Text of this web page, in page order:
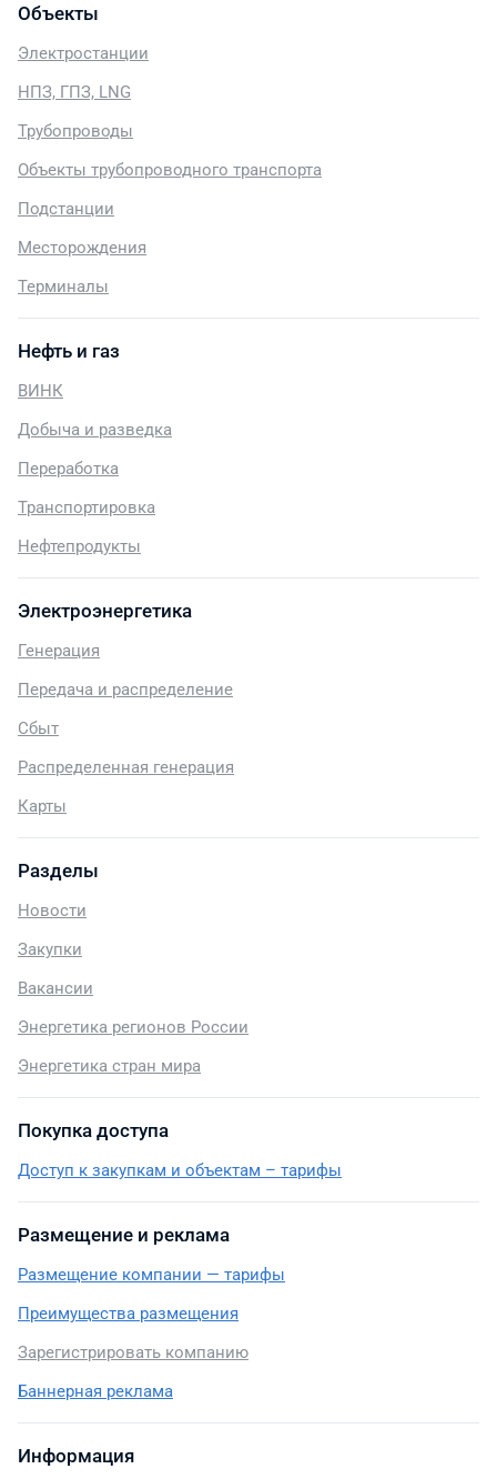
Объекты
Электростанции
НПЗ, ГПЗ, LNG
Трубопроводы
Объекты трубопроводного транспорта
Подстанции
Месторождения
Терминалы
Нефть и газ
ВИНК
Добыча и разведка
Переработка
Транспортировка
Нефтепродукты
Электроэнергетика
Генерация
Передача и распределение
Сбыт
Распределенная генерация
Карты
Разделы
Новости
Закупки
Вакансии
Энергетика регионов России
Энергетика стран мира
Покупка доступа
Доступ к закупкам и объектам – тарифы
Размещение и реклама
Размещение компании — тарифы
Преимущества размещения
Зарегистрировать компанию
Баннерная реклама
Информация